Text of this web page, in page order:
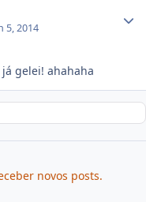
5, 2014
gelei! ahahaha
novos posts.